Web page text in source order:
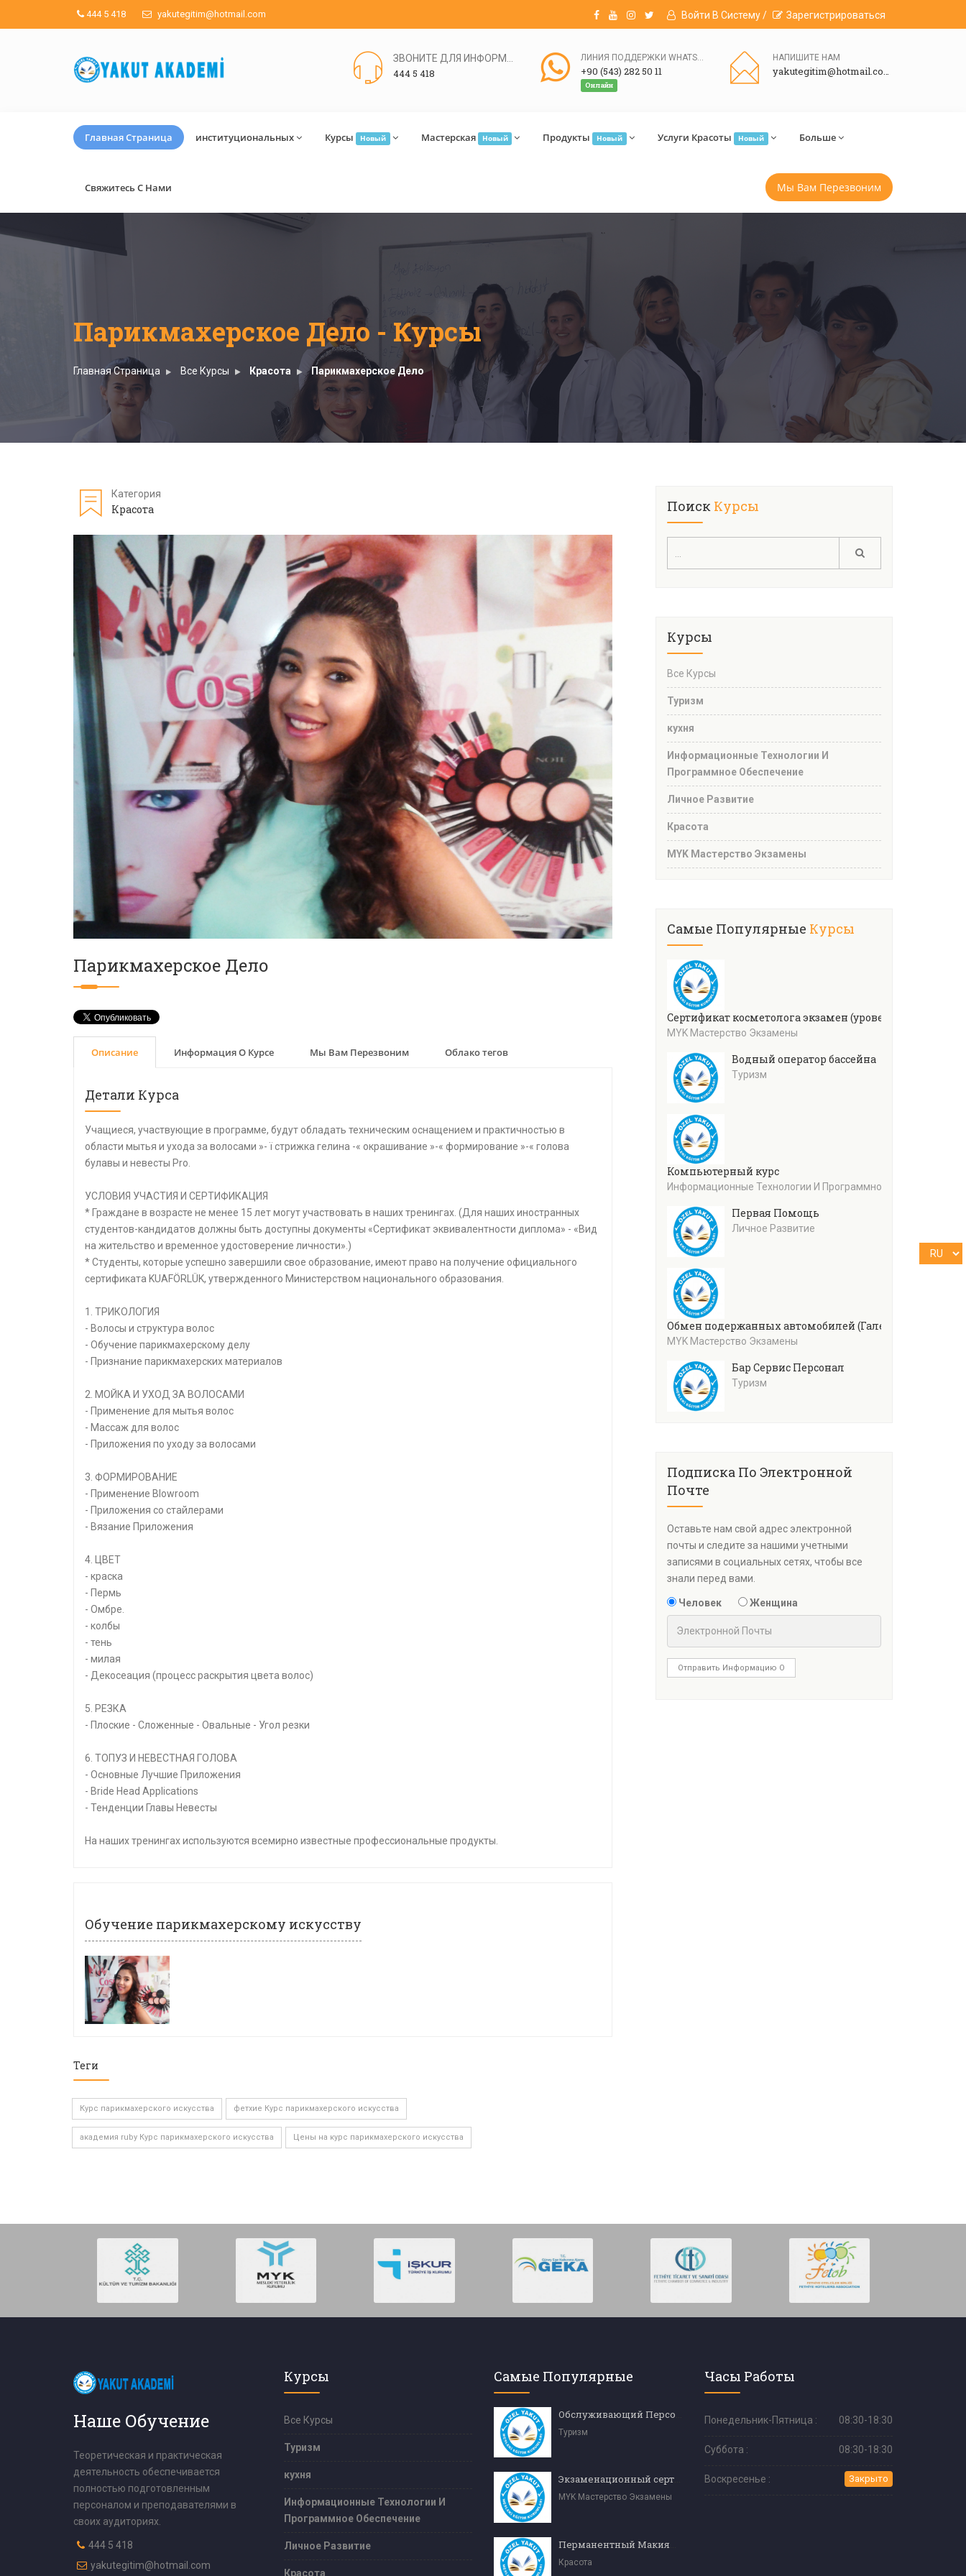
444 5 418 yakutegitim@hotmail.com Войти В Систему / Зарегистрироваться
444 5 418
ЛИНИЯ ПОДДЕРЖКИ WHATSAPP
+90 (543) 282 50 11
Онлайн
НАПИШИТЕ НАМ
yakutegitim@hotmail.com
Главная Страница институциональных Курсы Новый Мастерская Новый Продукты Новый Услуги Красоты Новый Больше
Свяжитесь С Нами Мы Вам Перезвоним
Парикмахерское Дело - Курсы
Главная Страница Все Курсы Красота Парикмахерское Дело
Категория
Красота
Парикмахерское Дело
Описание Информация О Курсе Мы Вам Перезвоним Облако тегов
Детали Курса
Учащиеся, участвующие в программе, будут обладать техническим оснащением и практичностью в
области мытья и ухода за волосами »- ï стрижка гелина -« окрашивание »-« формирование »-« голова
булавы и невесты Pro.
УСЛОВИЯ УЧАСТИЯ И СЕРТИФИКАЦИЯ
* Граждане в возрасте не менее 15 лет могут участвовать в наших тренингах. (Для наших иностранных
студентов-кандидатов должны быть доступны документы «Сертификат эквивалентности диплома» - «Вид
на жительство и временное удостоверение личности».)
* Студенты, которые успешно завершили свое образование, имеют право на получение официального
сертификата KUAFÖRLÜK, утвержденного Министерством национального образования.
1. ТРИКОЛОГИЯ
- Волосы и структура волос
- Обучение парикмахерскому делу
- Признание парикмахерских материалов
2. МОЙКА И УХОД ЗА ВОЛОСАМИ
- Применение для мытья волос
- Массаж для волос
- Приложения по уходу за волосами
3. ФОРМИРОВАНИЕ
- Применение Blowroom
- Приложения со стайлерами
- Вязание Приложения
4. ЦВЕТ
- краска
- Пермь
- Омбре.
- колбы
- тень
- милая
- Декосеация (процесс раскрытия цвета волос)
5. РЕЗКА
- Плоские - Сложенные - Овальные - Угол резки
6. ТОПУЗ И НЕВЕСТНАЯ ГОЛОВА
- Основные Лучшие Приложения
- Bride Head Applications
- Тенденции Главы Невесты
На наших тренингах используются всемирно известные профессиональные продукты.
Обучение парикмахерскому искусству
Теги
Курс парикмахерского искусства фетхие Курс парикмахерского искусства
академия ruby Курс парикмахерского искусства Цены на курс парикмахерского искусства
Поиск Курсы
Курсы
Все Курсы
Туризм
кухня
Информационные Технологии И
Программное Обеспечение
Личное Развитие
Красота
MYK Мастерство Экзамены
Самые Популярные Курсы
Сертификат косметолога экзамен (уровень 4)
MYK Мастерство Экзамены
Водный оператор бассейна
Туризм
Компьютерный курс
Информационные Технологии И Программное Обеспечение
Первая Помощь
Личное Развитие
Обмен подержанных автомобилей (Галерея)
MYK Мастерство Экзамены
Бар Сервис Персонал
Туризм
Подписка По Электронной
Почте
Оставьте нам свой адрес электронной
почты и следите за нашими учетными
записями в социальных сетях, чтобы все
знали перед вами.
Человек Женщина
Отправить Информацию О
Наше Обучение
Теоретическая и практическая
деятельность обеспечивается
полностью подготовленным
персоналом и преподавателями в
своих аудиториях.
444 5 418
yakutegitim@hotmail.com
Курсы
Все Курсы
Туризм
кухня
Информационные Технологии И
Программное Обеспечение
Личное Развитие
Красота
Самые Популярные
Туризм
MYK Мастерство Экзамены
Красота
Часы Работы
Понедельник-Пятница : 08:30-18:30
Суббота : 08:30-18:30
Воскресенье : Закрыто